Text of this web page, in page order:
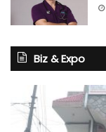
Biz & Expo